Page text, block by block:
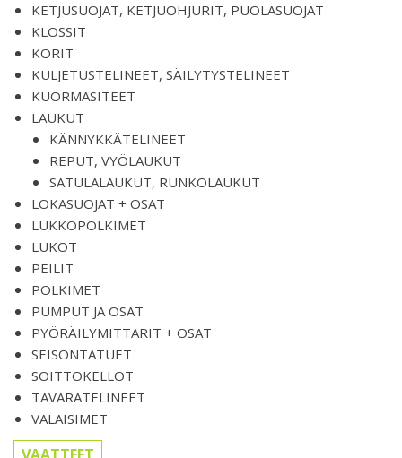
KETJUSUOJAT, KETJUOHJURIT, PUOLASUOJAT
KLOSSIT
KORIT
KULJETUSTELINEET, SÄILYTYSTELINEET
KUORMASITEET
LAUKUT
KÄNNYKKÄTELINEET
REPUT, VYÖLAUKUT
SATULALAUKUT, RUNKOLAUKUT
LOKASUOJAT + OSAT
LUKKOPOLKIMET
LUKOT
PEILIT
POLKIMET
PUMPUT JA OSAT
PYÖRÄILYMITTARIT + OSAT
SEISONTATUET
SOITTOKELLOT
TAVARATELINEET
VALAISIMET